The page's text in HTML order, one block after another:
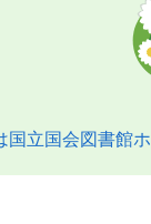
国立国会図書館